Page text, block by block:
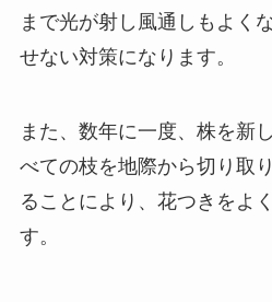
まで光が射し風通しもよく
せない対策になります。
また、数年に一度、株を新
べての枝を地際から切り取
ることにより、花つきをよ
す。